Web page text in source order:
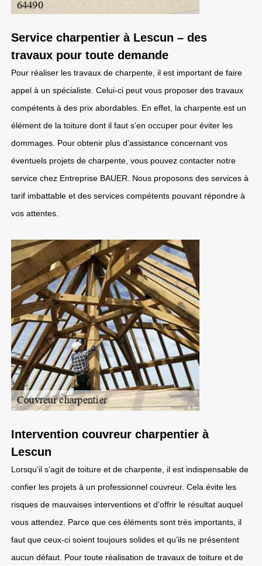
Service charpentier à Lescun – des
travaux pour toute demande
Pour réaliser les travaux de charpente, il est important de faire
appel à un spécialiste. Celui-ci peut vous proposer des travaux
compétents à des prix abordables. En effet, la charpente est un
élément de la toiture dont il faut s’en occuper pour éviter les
dommages. Pour obtenir plus d’assistance concernant vos
éventuels projets de charpente, vous pouvez contacter notre
service chez Entreprise BAUER. Nous proposons des services à
tarif imbattable et des services compétents pouvant répondre à
vos attentes.
Intervention couvreur charpentier à
Lescun
Lorsqu’il s’agit de toiture et de charpente, il est indispensable de
confier les projets à un professionnel couvreur. Cela évite les
risques de mauvaises interventions et d’offrir le résultat auquel
vous attendez. Parce que ces éléments sont très importants, il
faut que ceux-ci soient toujours solides et qu’ils ne présentent
aucun défaut. Pour toute réalisation de travaux de toiture et de